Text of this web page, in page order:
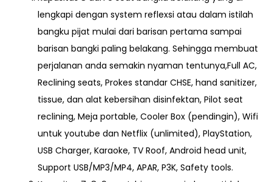
lengkapi dengan system reflexsi atau dalam istilah
bangku pijat mulai dari barisan pertama sampai
barisan bangki paling belakang. Sehingga membuat
perjalanan anda semakin nyaman tentunya,Full AC,
Reclining seats, Prokes standar CHSE, hand sanitizer,
tissue, dan alat kebersihan disinfektan, Pilot seat
reclining, Meja portable, Cooler Box (pendingin), Wifi
untuk youtube dan Netflix (unlimited), PlayStation,
USB Charger, Karaoke, TV Roof, Android head unit,
Support USB/MP3/MP4, APAR, P3K, Safety tools.